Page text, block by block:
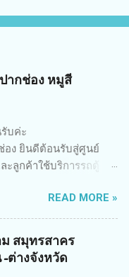
ากช่อง หมูสี
นดีต้อนรับค่ะ
ยินดีต้อนรับสู่ศูนย์
ลูกค้าใช้บริการรถตู้
รถแท็กซี่และบริการเช่า
ง ผ่านทางเว็บไซค์
ดีให้บริการท่านด้วย
รถแท็กซี่ 4ที่นั่ง รถขนาด7
READ MORE »
สมุทรสาคร
ต่างจังหวัด